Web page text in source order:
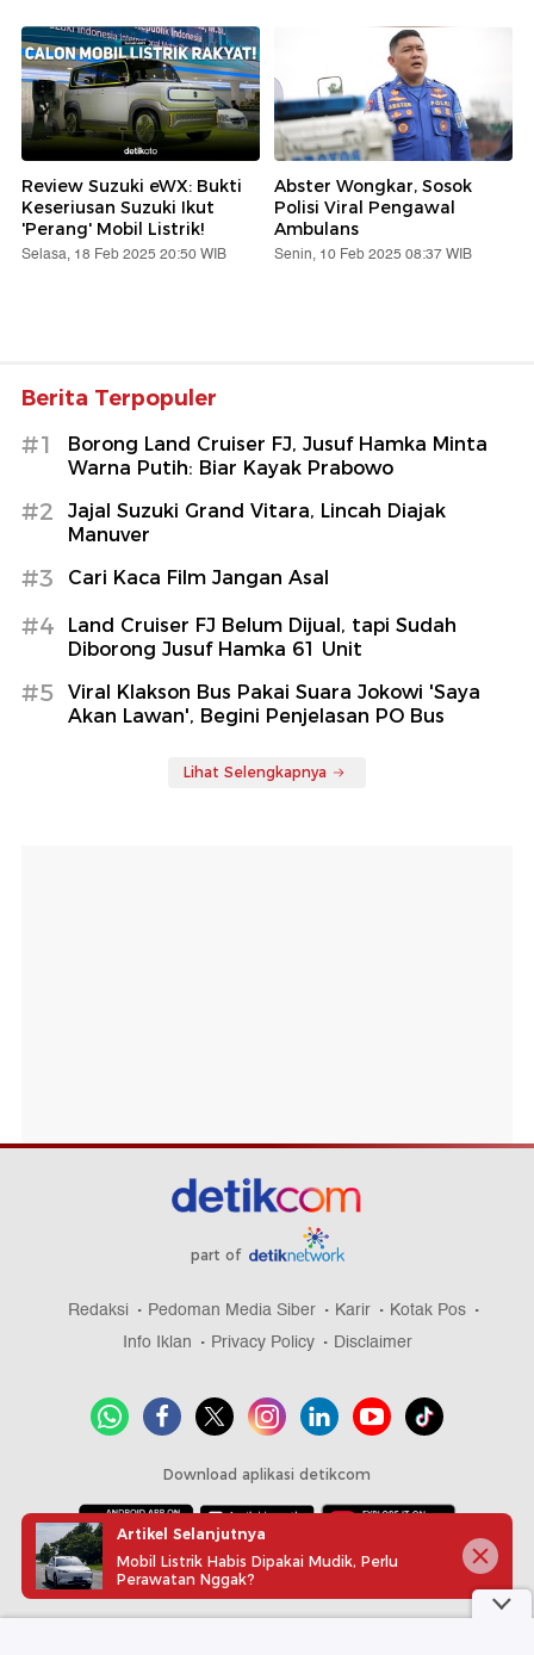
Review Suzuki eWX: Bukti
Keseriusan Suzuki Ikut
'Perang' Mobil Listrik!
Selasa, 18 Feb 2025 20:50 WIB
Abster Wongkar, Sosok
Polisi Viral Pengawal
Ambulans
Senin, 10 Feb 2025 08:37 WIB
Berita Terpopuler
#1
Borong Land Cruiser FJ, Jusuf Hamka Minta
Warna Putih: Biar Kayak Prabowo
#2
Jajal Suzuki Grand Vitara, Lincah Diajak
Manuver
#3 Cari Kaca Film Jangan Asal
#4
Land Cruiser FJ Belum Dijual, tapi Sudah
Diborong Jusuf Hamka 61 Unit
#5
Viral Klakson Bus Pakai Suara Jokowi 'Saya
Akan Lawan', Begini Penjelasan PO Bus
Lihat Selengkapnya
part of
Redaksi Pedoman Media Siber Karir
Kotak Pos
Info Iklan
Privacy Policy Disclaimer
Download aplikasi detikcom
Copyright @ 2026 detikcom, All right reserved
Artikel Selanjutnya
Mobil Listrik Habis Dipakai Mudik, Perlu
Perawatan Nggak?